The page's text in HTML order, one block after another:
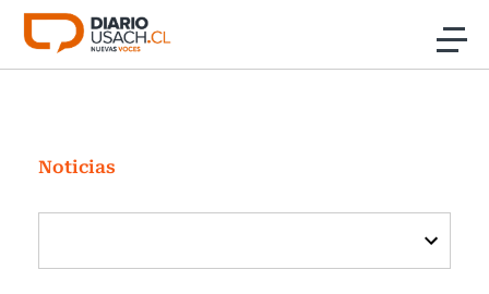
Click acá para ir directamente al contenido
Investigación
Cultura
Programas Radio y TV Usach
Noticias